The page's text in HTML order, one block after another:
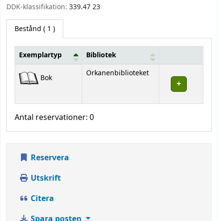
DDK-klassifikation: 339.47 23
Bestånd ( 1 )
Bestånd
Exemplartyp Bibliotek
Bok Orkanenbiblioteket
Antal reservationer: 0
Reservera
Utskrift
Citera